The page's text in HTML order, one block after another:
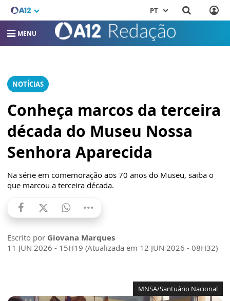
PT
MENU
NOTÍCIAS
Conheça marcos da terceira
década do Museu Nossa
Senhora Aparecida
Na série em comemoração aos 70 anos do Museu, saiba o
que marcou a terceira década.
Escrito por Giovana Marques
11 JUN 2026 - 15H19 (Atualizada em 12 JUN 2026 - 08H32)
MNSA/Santuário Nacional